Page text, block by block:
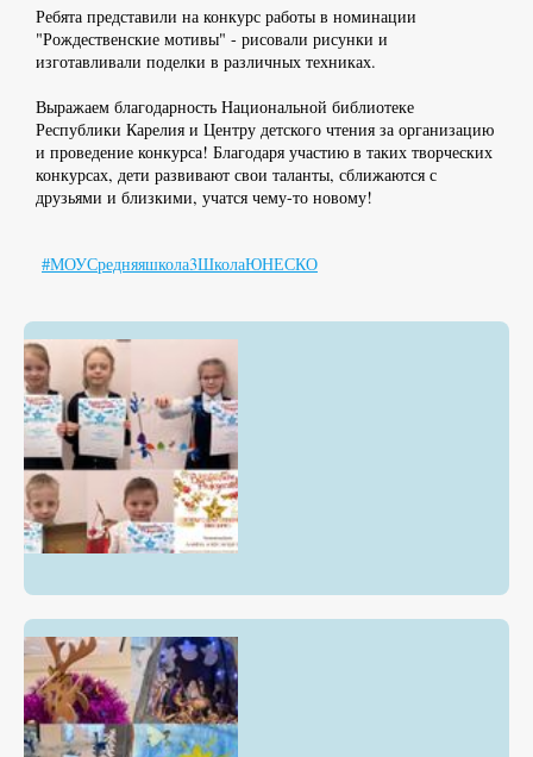
Ребята представили на конкурс работы в номинации
"Рождественские мотивы" - рисовали рисунки и
изготавливали поделки в различных техниках.
Выражаем благодарность Национальной библиотеке
Республики Карелия и Центру детского чтения за организацию
и проведение конкурса! Благодаря участию в таких творческих
конкурсах, дети развивают свои таланты, сближаются с
друзьями и близкими, учатся чему-то новому!
#МОУСредняяшкола3ШколаЮНЕСКО